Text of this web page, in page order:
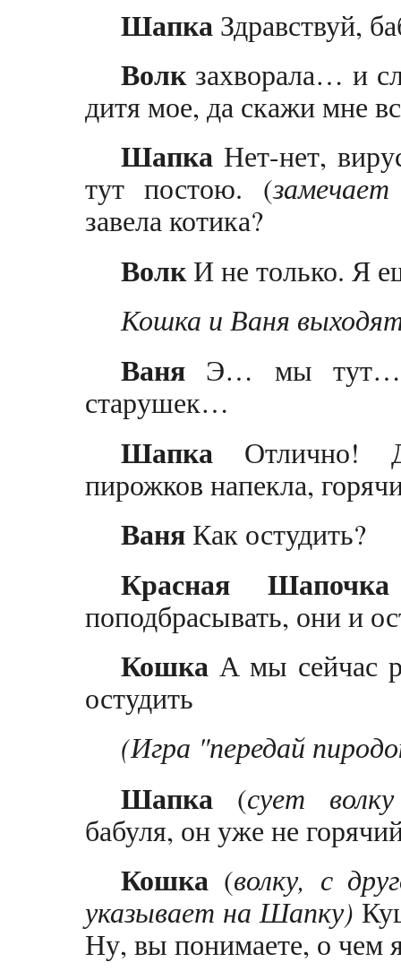
Шапка Здравствуй,
Волкзахворала… и
дитя мое, да скажи мне
Шапка Нет-нет,
тут постою. (
завела котика?
ВолкИ не только. Я
Кошка и Ваня
Ваня Э… мы тут…
старушек…
Шапка Отлично!
пирожков напекла,
Ваня Как остудить?
Красная Шапочка
поподбрасывать, они и
Кошка А мы сейчас
остудить
(Игра "передай
Шапка (сует
бабуля, он уже не
Кошка (волку, с
указывает на Шапку)
Ну, вы понимаете, о чем